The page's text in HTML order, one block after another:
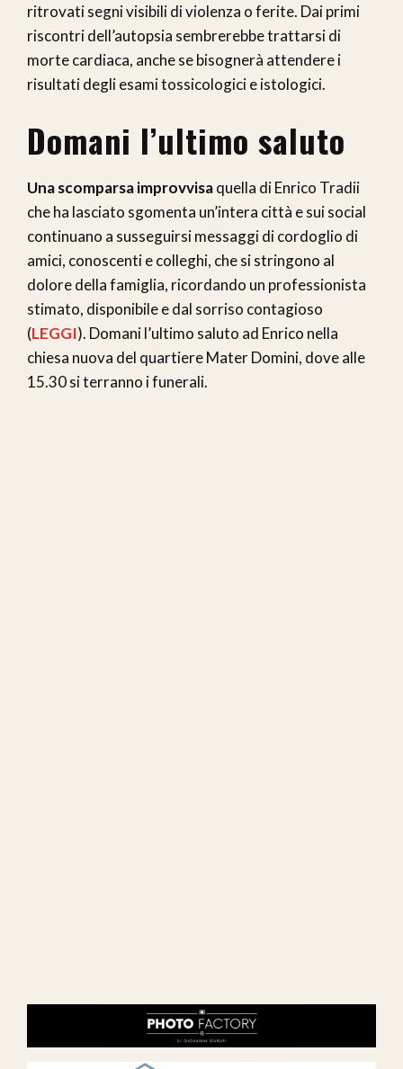
ritrovati segni visibili di violenza o ferite. Dai primi
riscontri dell’autopsia sembrerebbe trattarsi di
morte cardiaca, anche se bisognerà attendere i
risultati degli esami tossicologici e istologici.
Domani l’ultimo saluto
Una scomparsa improvvisaquella di Enrico Tradii
che ha lasciato sgomenta un’intera città e sui social
continuano a susseguirsi messaggi di cordoglio di
amici, conoscenti e colleghi, che si stringono al
dolore della famiglia, ricordando un professionista
stimato, disponibile e dal sorriso contagioso
(LEGGI). Domani l’ultimo saluto ad Enrico nella
chiesa nuova del quartiere Mater Domini, dove alle
15.30 si terranno i funerali.